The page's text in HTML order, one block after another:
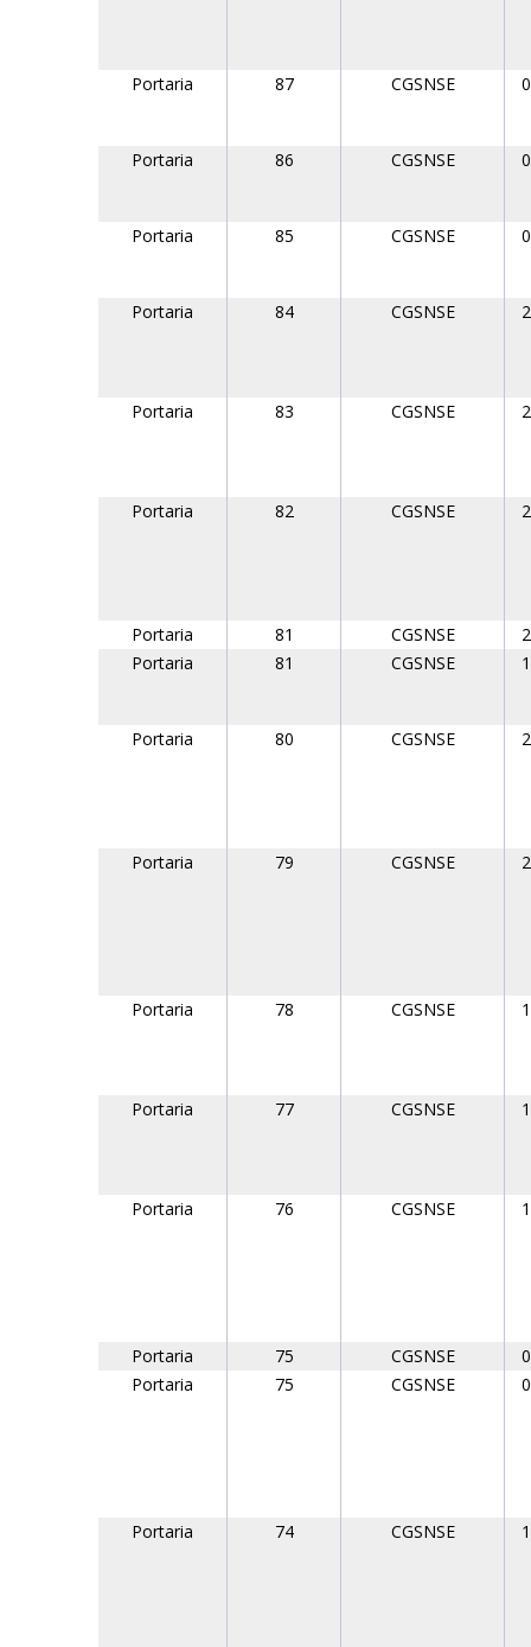
Portaria 87 CGSNSE
Portaria 86 CGSNSE
Portaria 85 CGSNSE
Portaria 84 CGSNSE
Portaria 83 CGSNSE
Portaria 82 CGSNSE
Portaria 81 CGSNSE
Portaria
81 CGSNSE
Portaria 80 CGSNSE
Portaria 79 CGSNSE
Portaria 78 CGSNSE
Portaria 77 CGSNSE
Portaria 76 CGSNSE
Portaria 75 CGSNSE
Portaria
75 CGSNSE
Portaria 74 CGSNSE